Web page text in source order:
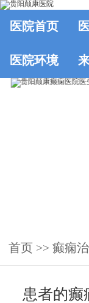
医院首页
医院环境
首页 >> 癫痫
患者的癫